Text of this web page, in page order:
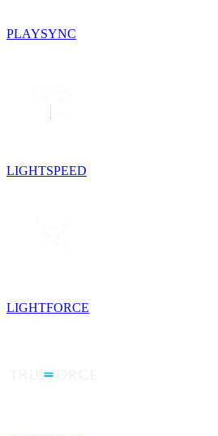
PLAYSYNC
LIGHTSPEED
LIGHTFORCE